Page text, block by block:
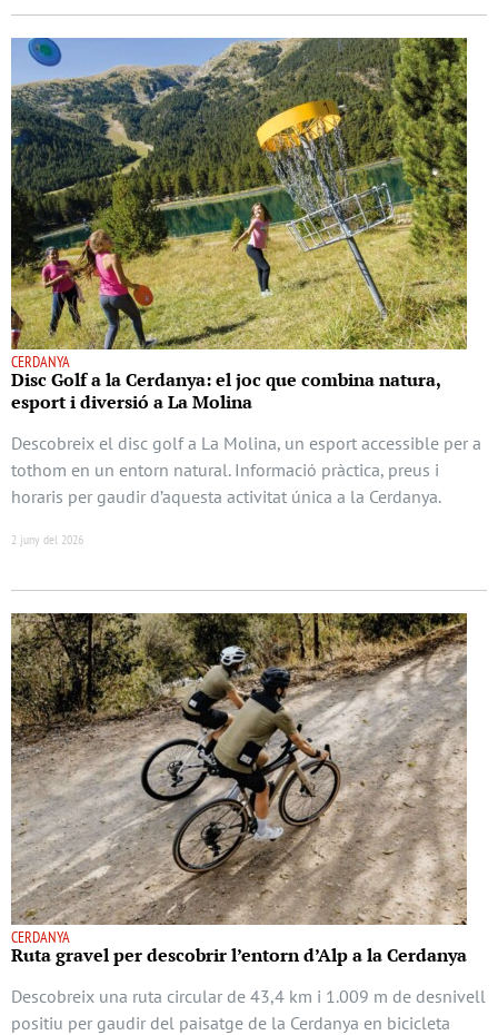
CERDANYA
Disc Golf a la Cerdanya: el joc que combina natura,
esport i diversió a La Molina
Descobreix el disc golf a La Molina, un esport accessible per a
tothom en un entorn natural. Informació pràctica, preus i
horaris per gaudir d’aquesta activitat única a la Cerdanya.
2 juny del 2026
CERDANYA
Ruta gravel per descobrir l’entorn d’Alp a la Cerdanya
Descobreix una ruta circular de 43,4 km i 1.009 m de desnivell
positiu per gaudir del paisatge de la Cerdanya en bicicleta